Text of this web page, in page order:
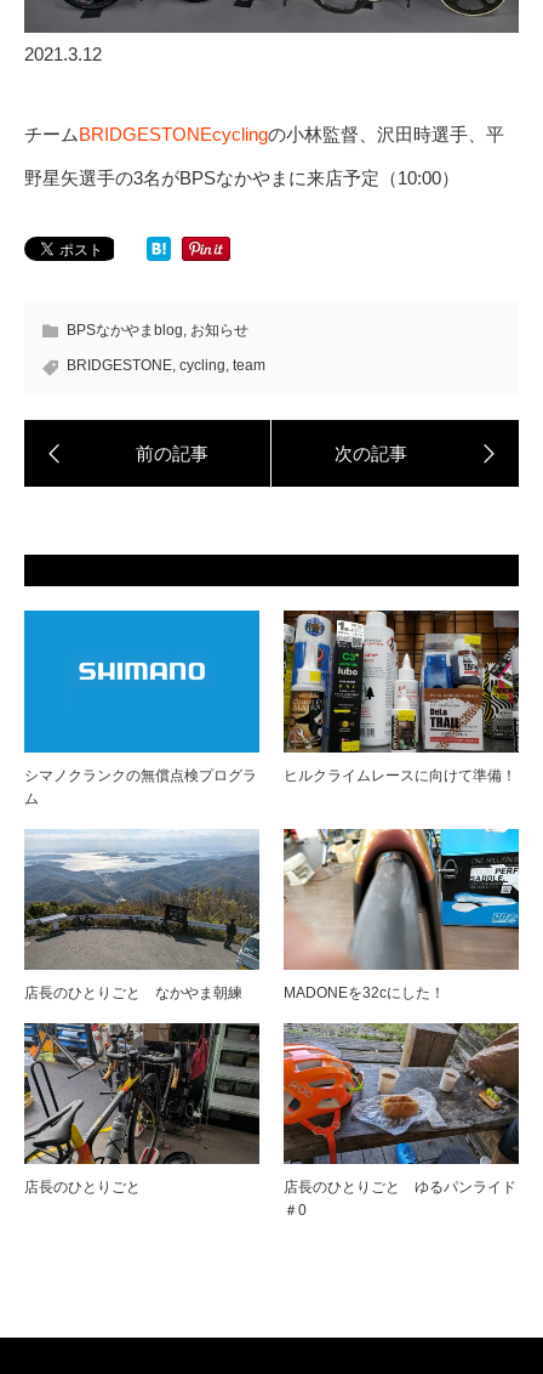
2021.3.12
チームBRIDGESTONEcyclingの小林監督、沢田時選手、平
野星矢選手の3名がBPSなかやまに来店予定（10:00）
BPSなかやまblog, お知らせ
BRIDGESTONE, cycling, team
シマノクランクの無償点検プログラ
ム
ヒルクライムレースに向けて準備！
店長のひとりごと なかやま朝練 MADONEを32cにした！
店長のひとりごと
店長のひとりごと ゆるパンライド
＃0